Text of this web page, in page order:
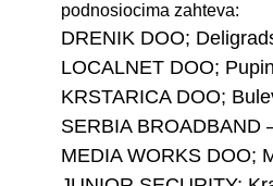
podnosiocima zahteva:
DRENIK DOO;
LOCALNET DOO;
KRSTARICA DOO;
SERBIA BROADBAND
MEDIA WORKS DOO;